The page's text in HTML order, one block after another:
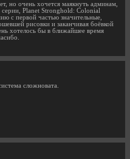
но очень хочется маякнуть админам,
серии, Planet Stronghold: Colonial
с первой частью значительные,
рисовки и заканчивая боёвкой
хотелось бы в ближайшее время
сложновата.